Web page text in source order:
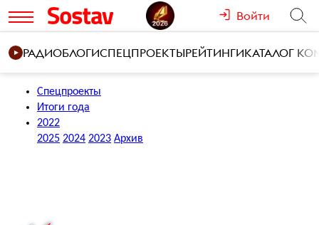
Войти
РАДИОБЛОГИСПЕЦПРОЕКТЫРЕЙТИНГИКАТАЛОГ
Спецпроекты
Итоги года
2022
2025 2024 2023 Архив